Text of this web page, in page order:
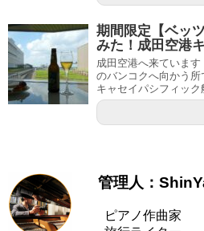
期間限定【ベッ
みた！成田空港
成田空港へ来ていま
のバンコクへ向かう
キャセイパシフィック
管理人：
ピアノ作曲家